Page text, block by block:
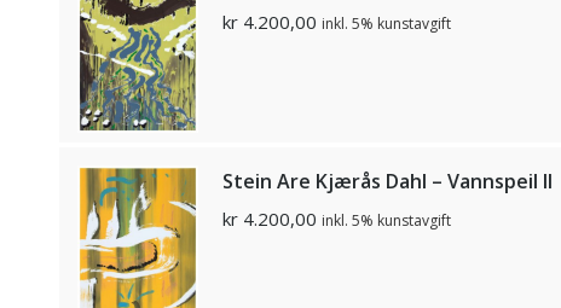
kr 4.200,00 inkl. 5% kunstavgift
Stein Are Kjærås Dahl – Vannspeil ll
kr 4.200,00 inkl. 5% kunstavgift